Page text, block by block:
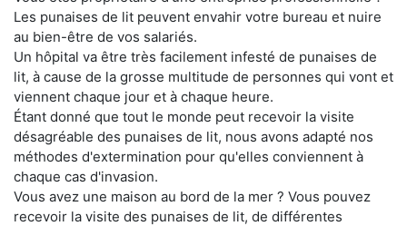
Les punaises de lit peuvent envahir votre bureau et nuire
au bien-être de vos salariés.
Un hôpital va être très facilement infesté de punaises de
lit, à cause de la grosse multitude de personnes qui vont et
viennent chaque jour et à chaque heure.
Étant donné que tout le monde peut recevoir la visite
désagréable des punaises de lit, nous avons adapté nos
méthodes d'extermination pour qu'elles conviennent à
chaque cas d'invasion.
Vous avez une maison au bord de la mer ? Vous pouvez
recevoir la visite des punaises de lit, de différentes